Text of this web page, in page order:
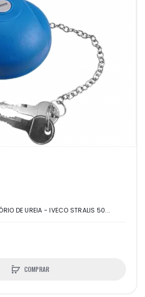
DE UREIA - IVECO STRALIS 50...
COMPRAR